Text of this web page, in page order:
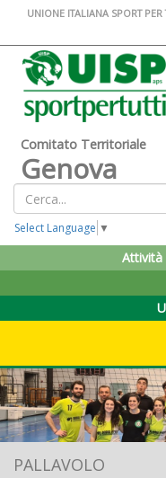
UNIONE ITALIANA SPORT PER
Comitato Territoriale
Genova
Select Language ▼
PALLAVOLO